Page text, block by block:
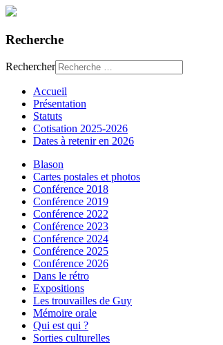
Recherche
Rechercher
Accueil
Présentation
Statuts
Cotisation 2025-2026
Dates à retenir en 2026
Blason
Cartes postales et photos
Conférence 2018
Conférence 2019
Conférence 2022
Conférence 2023
Conférence 2024
Conférence 2025
Conférence 2026
Dans le rétro
Expositions
Les trouvailles de Guy
Mémoire orale
Qui est qui ?
Sorties culturelles